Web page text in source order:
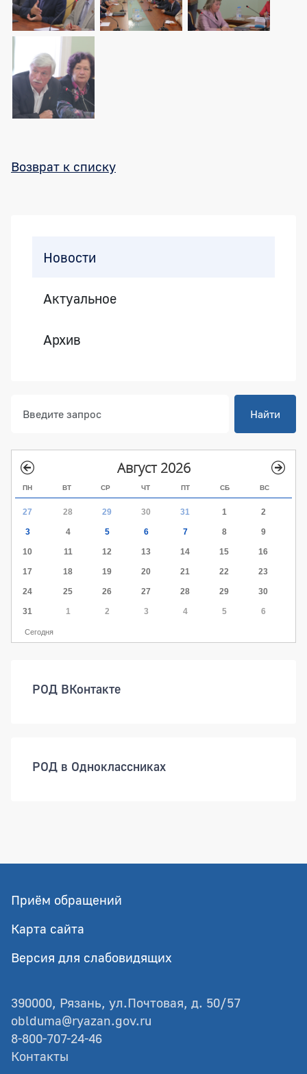
Возврат к списку
Новости
Актуальное
Архив
Найти
Август 2026
ПН ВТ СР ЧТ ПТ СБ ВС
27 28 29 30 31 1 2
3 4 5 6 7 8 9
10 11 12 13 14 15 16
17 18 19 20 21 22 23
24 25 26 27 28 29 30
31 1 2 3 4 5 6
Сегодня
РОД ВКонтакте
РОД в Одноклассниках
Приём обращений
Карта сайта
Версия для слабовидящих
390000, Рязань, ул.Почтовая, д. 50/57
oblduma@ryazan.gov.ru
8-800-707-24-46
Контакты